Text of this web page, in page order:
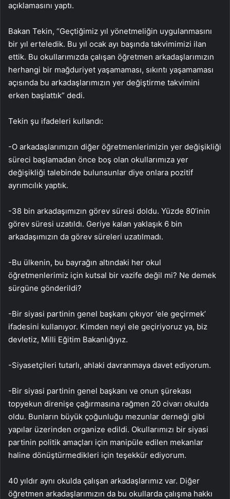
açıklamasını yaptı.
Bakan Tekin, “Geçtiğimiz yıl yönetmeliğin uygulanmasını
bir yıl erteledik. Bu yıl ocak ayı başında takvimimizi ilan
ettik. Bu okullarımızda çalışan öğretmen arkadaşlarımızın
herhangi bir mağduriyet yaşamaması, sıkıntı yaşamaması
açısında bu arkadaşlarımızın yer değiştirme takvimini
erken başlattık” dedi.
Tekin şu ifadeleri kullandı:
-O arkadaşlarımızın diğer öğretmenlerimizin yer değişikliği
süreci başlamadan önce boş olan okullarımıza yer
değişikliği talebinde bulunsunlar diye onlara pozitif
ayrımcılık yaptık.
-38 bin arkadaşımızın görev süresi doldu. Yüzde 80’inin
görev süresi uzatıldı. Geriye kalan yaklaşık 6 bin
arkadaşımızın da görev süreleri uzatılmadı.
-Bu ülkenin, bu bayrağın altındaki her okul
öğretmenlerimiz için kutsal bir vazife değil mi? Ne demek
sürgüne gönderildi?
-Bir siyasi partinin genel başkanı çıkıyor ‘ele geçirmek’
ifadesini kullanıyor. Kimden neyi ele geçiriyoruz ya, biz
devletiz, Milli Eğitim Bakanlığıyız.
-Siyasetçileri tutarlı, ahlaki davranmaya davet ediyorum.
-Bir siyasi partinin genel başkanı ve onun şürekası
topyekun direnişe çağırmasına rağmen 20 civarı okulda
oldu. Bunların büyük çoğunluğu mezunlar derneği gibi
yapılar üzerinden organize edildi. Okullarımızı bir siyasi
partinin politik amaçları için manipüle edilen mekanlar
haline dönüştürmedikleri için teşekkür ediyorum.
40 yıldır aynı okulda çalışan arkadaşlarımız var. Diğer
öğretmen arkadaşlarımızın da bu okullarda çalışma hakkı